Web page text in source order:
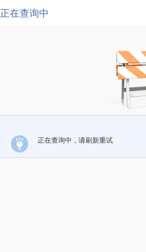
正在查询中
正在查询中，请刷新重试